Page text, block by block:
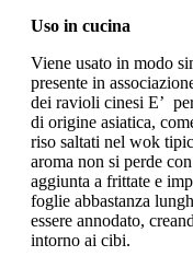
Uso in cucina
Viene usato in modo
presente in
dei ravioli cinesi E’
di origine asiatica,
riso saltati nel wok
aroma non si perde
aggiunta a frittate e
foglie abbastanza
essere annodato,
intorno ai cibi.